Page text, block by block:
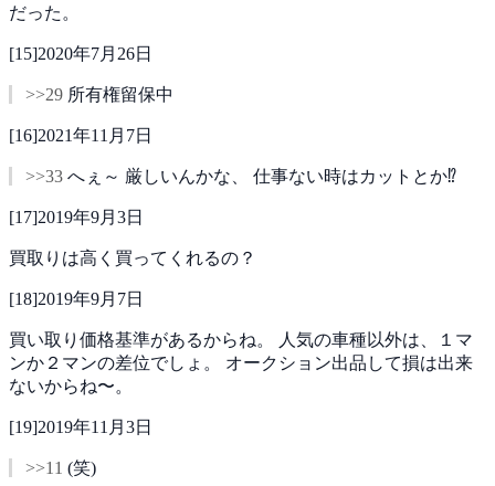
だった。
[15]2020年7月26日
>>29 所有権留保中
[16]2021年11月7日
>>33 へぇ～ 厳しいんかな、 仕事ない時はカットとか⁉️
[17]2019年9月3日
買取りは高く買ってくれるの？
[18]2019年9月7日
買い取り価格基準があるからね。
人気の車種以外は、１マ
ンか２マンの差位でしょ。 オークション出品して損は出来
ないからね〜。
[19]2019年11月3日
>>11 (笑)